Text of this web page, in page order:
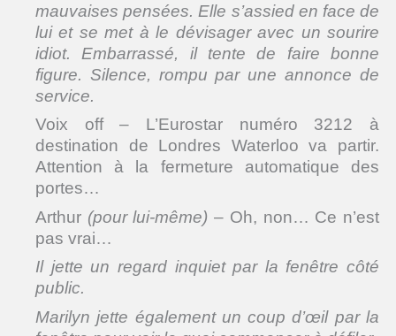
mauvaises pensées. Elle s’assied en face de
lui et se met à le dévisager avec un sourire
idiot. Embarrassé, il tente de faire bonne
figure. Silence, rompu par une annonce de
service.
Voix off – L’Eurostar numéro 3212 à
destination de Londres Waterloo va partir.
Attention à la fermeture automatique des
portes…
Arthur (pour lui-même)– Oh, non… Ce n’est
pas vrai…
Il jette un regard inquiet par la fenêtre côté
public.
Marilyn jette également un coup d’œil par la